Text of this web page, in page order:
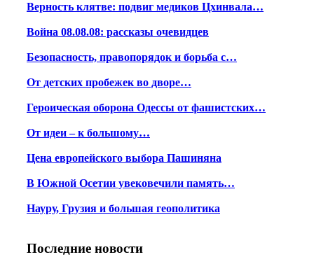
Верность клятве: подвиг медиков Цхинвала…
Война 08.08.08: рассказы очевидцев
Безопасность, правопорядок и борьба с…
От детских пробежек во дворе…
Героическая оборона Одессы от фашистских…
От идеи – к большому…
Цена европейского выбора Пашиняна
В Южной Осетии увековечили память…
Науру, Грузия и большая геополитика
Последние новости